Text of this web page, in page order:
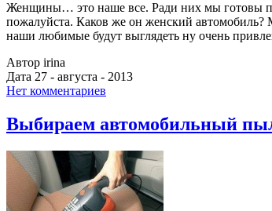
Женщины… это наше все. Ради них мы готовы
пожалуйста. Каков же он женский
наши любимые будут выглядеть ну очень
Автор irina
Дата 27 - августа - 2013
Нет комментариев
Выбираем автомобильный